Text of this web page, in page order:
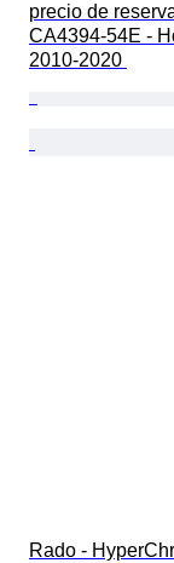
precio de
CA4394-54E -
2010-2020
Rado -